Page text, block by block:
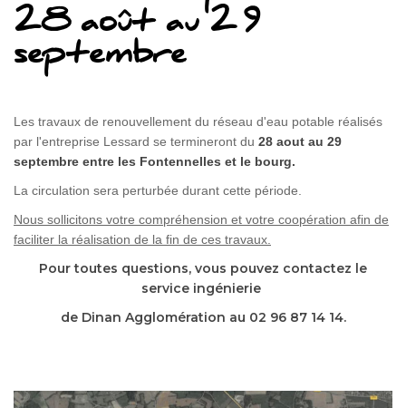
28 août au 29
septembre
Les travaux de renouvellement du réseau d'eau potable réalisés
par l'entreprise Lessard se termineront du 28 aout au 29
septembre entre les Fontennelles et le bourg.
La circulation sera perturbée durant cette période.
Nous sollicitons votre compréhension et votre coopération afin de
faciliter la réalisation de la fin de ces travaux.
Pour toutes questions, vous pouvez contactez le
service ingénierie
de Dinan Agglomération au 02 96 87 14 14.